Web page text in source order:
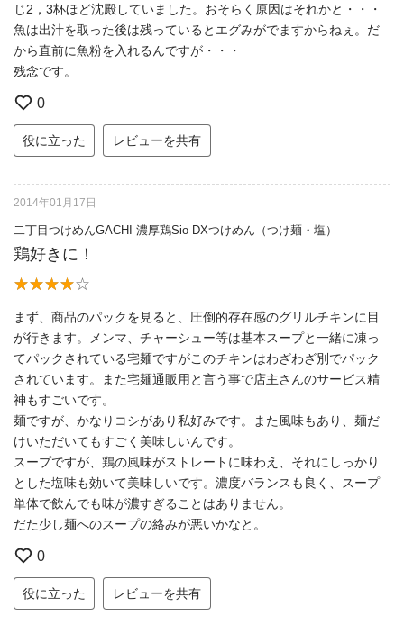
じ2，3杯ほど沈殿していました。おそらく原因はそれかと・・・
魚は出汁を取った後は残っているとエグみがでますからねぇ。だ
から直前に魚粉を入れるんですが・・・
残念です。
0
役に立った レビューを共有
2014年01月17日
二丁目つけめんGACHI 濃厚鶏Sio DXつけめん（つけ麺・塩）
鶏好きに！
まず、商品のパックを見ると、圧倒的存在感のグリルチキンに目
が行きます。メンマ、チャーシュー等は基本スープと一緒に凍っ
てパックされている宅麺ですがこのチキンはわざわざ別でパック
されています。また宅麺通販用と言う事で店主さんのサービス精
神もすごいです。
麺ですが、かなりコシがあり私好みです。また風味もあり、麺だ
けいただいてもすごく美味しいんです。
スープですが、鶏の風味がストレートに味わえ、それにしっかり
とした塩味も効いて美味しいです。濃度バランスも良く、スープ
単体で飲んでも味が濃すぎることはありません。
だた少し麺へのスープの絡みが悪いかなと。
0
役に立った レビューを共有